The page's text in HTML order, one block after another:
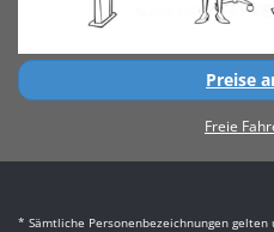
Preise
Freie
* Sämtliche Personenbezeichnungen gelten